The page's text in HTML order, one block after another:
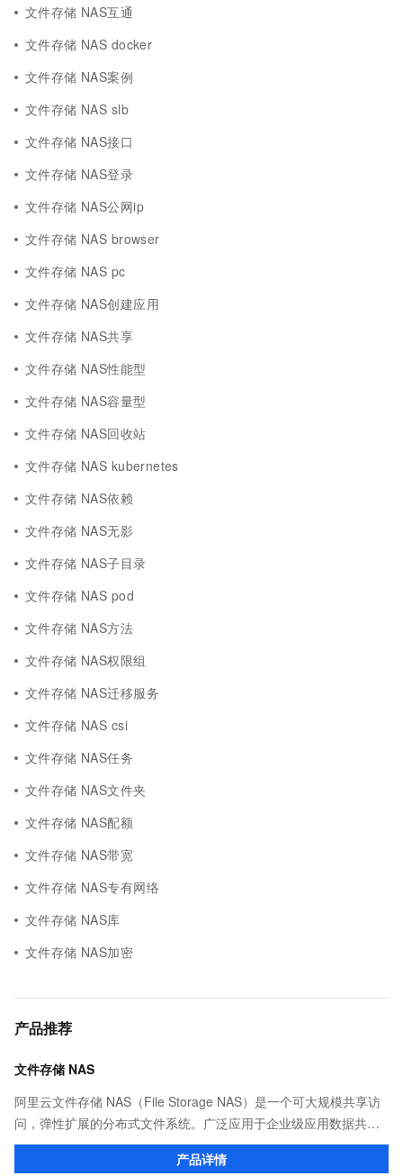
文件存储 NAS互通
文件存储 NAS docker
文件存储 NAS案例
文件存储 NAS slb
文件存储 NAS接口
文件存储 NAS登录
文件存储 NAS公网ip
文件存储 NAS browser
文件存储 NAS pc
文件存储 NAS创建应用
文件存储 NAS共享
文件存储 NAS性能型
文件存储 NAS容量型
文件存储 NAS回收站
文件存储 NAS kubernetes
文件存储 NAS依赖
文件存储 NAS无影
文件存储 NAS子目录
文件存储 NAS pod
文件存储 NAS方法
文件存储 NAS权限组
文件存储 NAS迁移服务
文件存储 NAS csi
文件存储 NAS任务
文件存储 NAS文件夹
文件存储 NAS配额
文件存储 NAS带宽
文件存储 NAS专有网络
文件存储 NAS库
文件存储 NAS加密
产品推荐
文件存储 NAS
阿里云文件存储 NAS（File Storage NAS）是一个可大规模共享访
问，弹性扩展的分布式文件系统。广泛应用于企业级应用数据共
享、容器数据存储、AI 机器学习、Web 服务和内容管理、应用程序
开发和测试、媒体和娱乐工作流等场景。
产品详情